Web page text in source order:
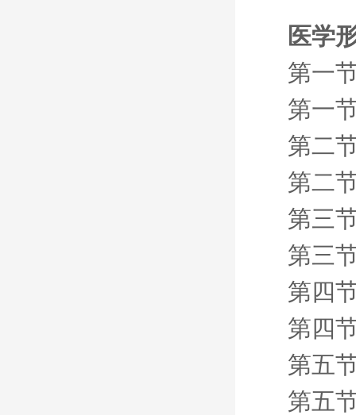
医学
第一
第一
第二
第二
第三
第三
第四
第四
第五
第五